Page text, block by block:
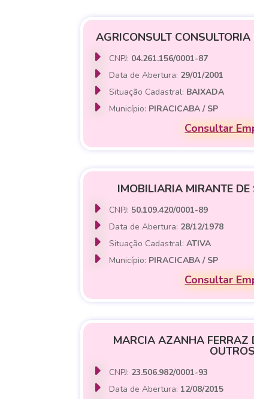
AGRICONSULT
CNPJ: 04.261.156/0001-87
Data de Abertura: 29/01/2001
Situação Cadastral: BAIXADA
Município: PIRACICABA / SP
Consultar
IMOBILIARIA MIRANTE
CNPJ: 50.109.420/0001-89
Data de Abertura: 28/12/1978
Situação Cadastral:ATIVA
Município: PIRACICABA / SP
Consultar
MARCIA AZANHA FERRAZ
OUTROS
CNPJ: 23.506.982/0001-93
Data de Abertura: 12/08/2015